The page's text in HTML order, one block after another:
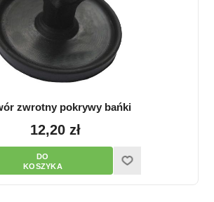
zwrotny pokrywy bańki
12,20 zł